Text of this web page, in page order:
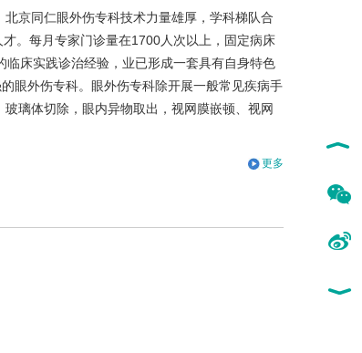
京同仁眼外伤专科技术力量雄厚，学科梯队合
。每月专家门诊量在1700人次以上，固定病床
床实践诊治经验，业已形成一套具有自身特色
眼外伤专科。眼外伤专科除开展一般常见疾病手
璃体切除，眼内异物取出，视网膜嵌顿、视网
更多